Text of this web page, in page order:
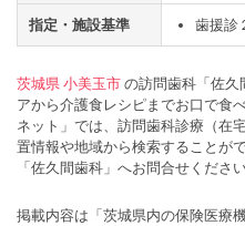
指定・施設基準 歯援診
茨城県 小美玉市の訪問歯科「佐久
アから介護食レシピまでお口で食
ネット」では、訪問歯科診療（在
置情報や地域から検索することが
「佐久間歯科」へお問合せください
掲載内容は「茨城県内の保険医療